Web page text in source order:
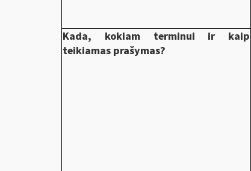
Kada, kokiam terminui ir kaip
teikiamas prašymas?